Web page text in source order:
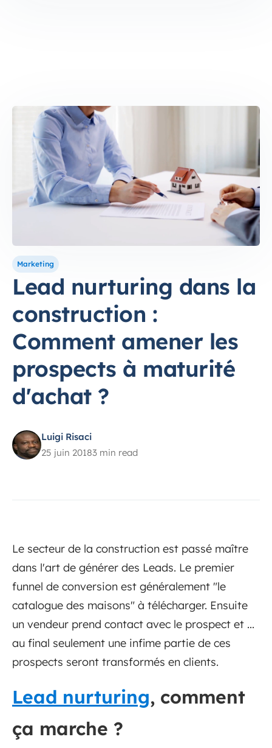
Marketing
Lead nurturing dans la
construction :
Comment amener les
prospects à maturité
d'achat ?
Luigi Risaci
25 juin 20183 min read
Le secteur de la construction est passé maître
dans l'art de générer des Leads. Le premier
funnel de conversion est généralement "le
catalogue des maisons" à télécharger. Ensuite
un vendeur prend contact avec le prospect et ...
au final seulement une infime partie de ces
prospects seront transformés en clients.
Lead nurturing, comment
ça marche ?